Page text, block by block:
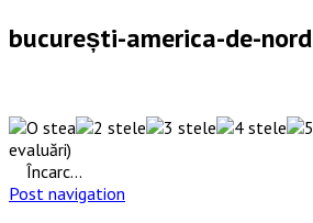
bucurești-america-de-nord
evaluări)
Încarc...
Post navigation